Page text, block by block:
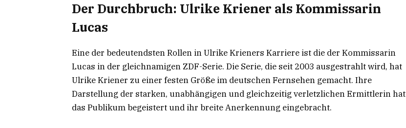
Der Durchbruch: Ulrike Kriener als Kommissarin
Lucas
Eine der bedeutendsten Rollen in Ulrike Krieners Karriere ist die der Kommissarin
Lucas in der gleichnamigen ZDF-Serie. Die Serie, die seit 2003 ausgestrahlt wird, hat
Ulrike Kriener zu einer festen Größe im deutschen Fernsehen gemacht. Ihre
Darstellung der starken, unabhängigen und gleichzeitig verletzlichen Ermittlerin hat
das Publikum begeistert und ihr breite Anerkennung eingebracht.